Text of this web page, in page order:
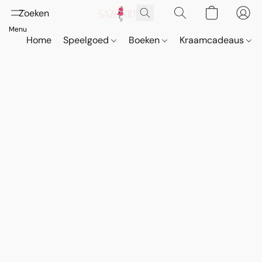
Home Speelgoed Boeken Kraamcadeaus